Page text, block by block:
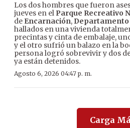
Los dos hombres que fueron
jueves en el Parque Recreativo
de Encarnación,
hallados en una vivienda
precintas y cinta de embalaje,
y el otro sufrió un balazo en la
persona logró sobrevivir y dos
ya están detenidos.
Agosto 6, 2026 04:47 p. m.
Carga